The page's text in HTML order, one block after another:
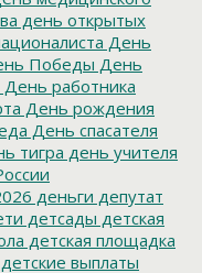
день открытых
День
Победы День
День работника
День рождения
День спасателя
тигра день учителя
деньги депутат
детсады детская
детская площадка
детские выплаты